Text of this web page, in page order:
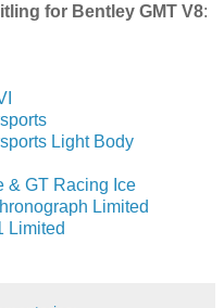
for Bentley GMT V8:
Light Body
& GT Racing Ice
Limited
Limited